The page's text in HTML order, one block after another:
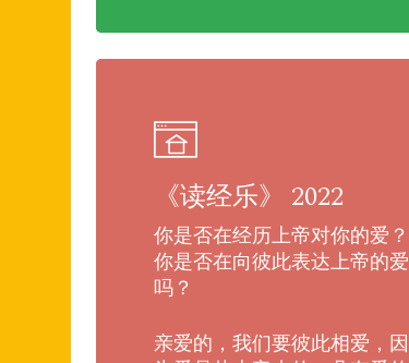
《读经乐》 2022
你是否在经历上帝对你的爱？
你是否在向彼此表达上帝的爱
吗？
亲爱的，我们要彼此相爱，因